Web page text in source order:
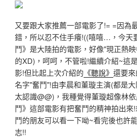
球
魂
2011，
棒
球
遊
戲
中
唯
又要跟大家推薦一部電影了!= =因為
錯，所以忍不住手癢!((嘻嘻…，今天
鬥》是大陸拍的電影，好像"現正熱
的XD)，呵呵，不管啦!繼續介紹~這
影!但比起上次介紹的 《聽說》 還要
名字"奮鬥"!由李晨和董璇主演(都是
太認識@@)，我種覺得董璇超像林
鬥》這部電影有把奮鬥的精神拍出來
鬥的朋友可以看一下呦~看完後也許
志!!